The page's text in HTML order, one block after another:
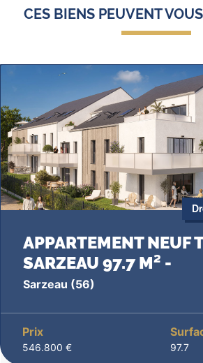
CES BIENS PEUVENT
APPARTEMENT NEUF
SARZEAU 97.7 M² -
Sarzeau (56)
Prix
546.800 € 97.7